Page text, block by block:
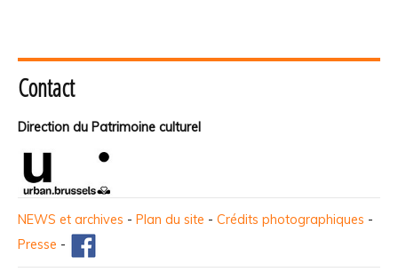
Contact
Direction du Patrimoine culturel
NEWS et archives - Plan du site - Crédits photographiques -
Presse -